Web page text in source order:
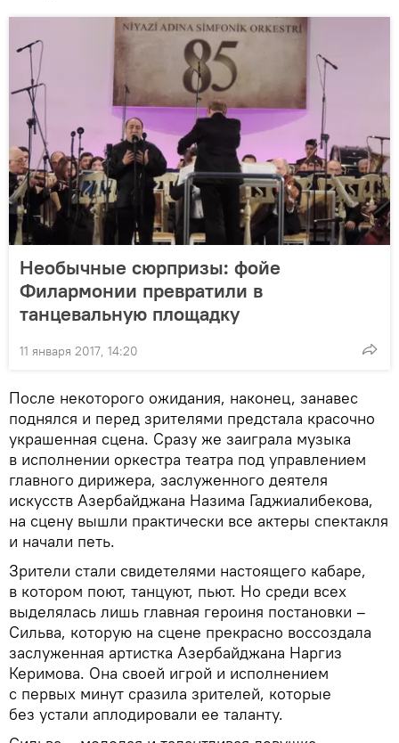
Необычные сюрпризы: фойе
Филармонии превратили в
танцевальную площадку
11 января 2017, 14:20
После некоторого ожидания, наконец, занавес
поднялся и перед зрителями предстала красочно
украшенная сцена. Сразу же заиграла музыка
в исполнении оркестра театра под управлением
главного дирижера, заслуженного деятеля
искусств Азербайджана Назима Гаджиалибекова,
на сцену вышли практически все актеры спектакля
и начали петь.
Зрители стали свидетелями настоящего кабаре,
в котором поют, танцуют, пьют. Но среди всех
выделялась лишь главная героиня постановки –
Сильва, которую на сцене прекрасно воссоздала
заслуженная артистка Азербайджана Наргиз
Керимова. Она своей игрой и исполнением
с первых минут сразила зрителей, которые
без устали аплодировали ее таланту.